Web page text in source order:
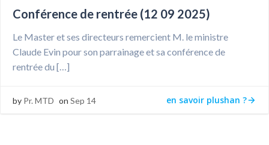
Conférence de rentrée (12 09 2025)
Le Master et ses directeurs remercient M. le ministre
Claude Evin pour son parrainage et sa conférence de
rentrée du […]
by Pr. MTD on Sep 14 en savoir plushan ?